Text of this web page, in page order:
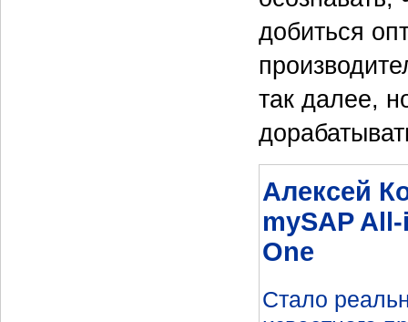
добиться
так далее,
Алексей
mySAP
One
Стало